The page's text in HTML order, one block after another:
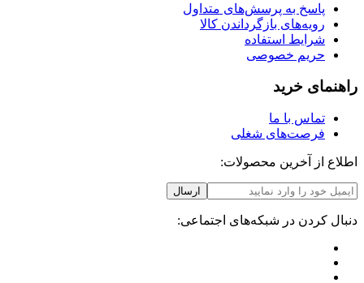
پاسخ به پرسش‌های متداول
رویه‌های بازگرداندن کالا
شرایط استفاده
حریم خصوصی
راهنمای خرید
تماس با ما
فرصت‌های شغلی
اطلاع از آخرین محصولات:
ارسال
دنبال کردن در شبکه‌های اجتماعی: